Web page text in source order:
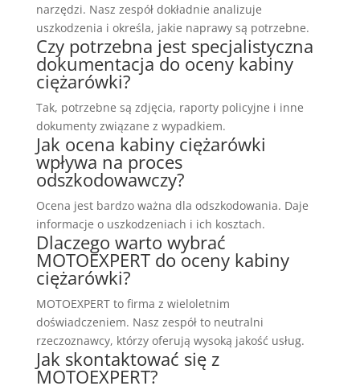
narzędzi. Nasz zespół dokładnie analizuje
uszkodzenia i określa, jakie naprawy są potrzebne.
Czy potrzebna jest specjalistyczna
dokumentacja do oceny kabiny
ciężarówki?
Tak, potrzebne są zdjęcia, raporty policyjne i inne
dokumenty związane z wypadkiem.
Jak ocena kabiny ciężarówki
wpływa na proces
odszkodowawczy?
Ocena jest bardzo ważna dla odszkodowania. Daje
informacje o uszkodzeniach i ich kosztach.
Dlaczego warto wybrać
MOTOEXPERT do oceny kabiny
ciężarówki?
MOTOEXPERT to firma z wieloletnim
doświadczeniem. Nasz zespół to neutralni
rzeczoznawcy, którzy oferują wysoką jakość usług.
Jak skontaktować się z
MOTOEXPERT?